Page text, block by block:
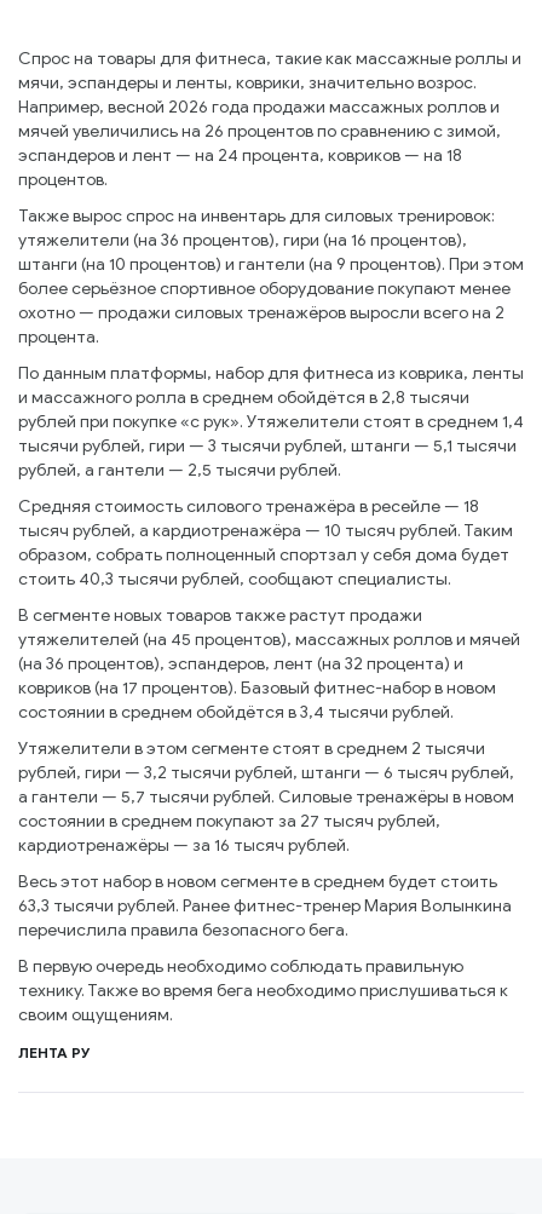
Спрос на товары для фитнеса, такие как массажные роллы и
мячи, эспандеры и ленты, коврики, значительно возрос.
Например, весной 2026 года продажи массажных роллов и
мячей увеличились на 26 процентов по сравнению с зимой,
эспандеров и лент — на 24 процента, ковриков — на 18
процентов.
Также вырос спрос на инвентарь для силовых тренировок:
утяжелители (на 36 процентов), гири (на 16 процентов),
штанги (на 10 процентов) и гантели (на 9 процентов). При этом
более серьёзное спортивное оборудование покупают менее
охотно — продажи силовых тренажёров выросли всего на 2
процента.
По данным платформы, набор для фитнеса из коврика, ленты
и массажного ролла в среднем обойдётся в 2,8 тысячи
рублей при покупке «с рук». Утяжелители стоят в среднем 1,4
тысячи рублей, гири — 3 тысячи рублей, штанги — 5,1 тысячи
рублей, а гантели — 2,5 тысячи рублей.
Средняя стоимость силового тренажёра в ресейле — 18
тысяч рублей, а кардиотренажёра — 10 тысяч рублей. Таким
образом, собрать полноценный спортзал у себя дома будет
стоить 40,3 тысячи рублей, сообщают специалисты.
В сегменте новых товаров также растут продажи
утяжелителей (на 45 процентов), массажных роллов и мячей
(на 36 процентов), эспандеров, лент (на 32 процента) и
ковриков (на 17 процентов). Базовый фитнес-набор в новом
состоянии в среднем обойдётся в 3,4 тысячи рублей.
Утяжелители в этом сегменте стоят в среднем 2 тысячи
рублей, гири — 3,2 тысячи рублей, штанги — 6 тысяч рублей,
а гантели — 5,7 тысячи рублей. Силовые тренажёры в новом
состоянии в среднем покупают за 27 тысяч рублей,
кардиотренажёры — за 16 тысяч рублей.
Весь этот набор в новом сегменте в среднем будет стоить
63,3 тысячи рублей. Ранее фитнес-тренер Мария Волынкина
перечислила правила безопасного бега.
В первую очередь необходимо соблюдать правильную
технику. Также во время бега необходимо прислушиваться к
своим ощущениям.
ЛЕНТА РУ